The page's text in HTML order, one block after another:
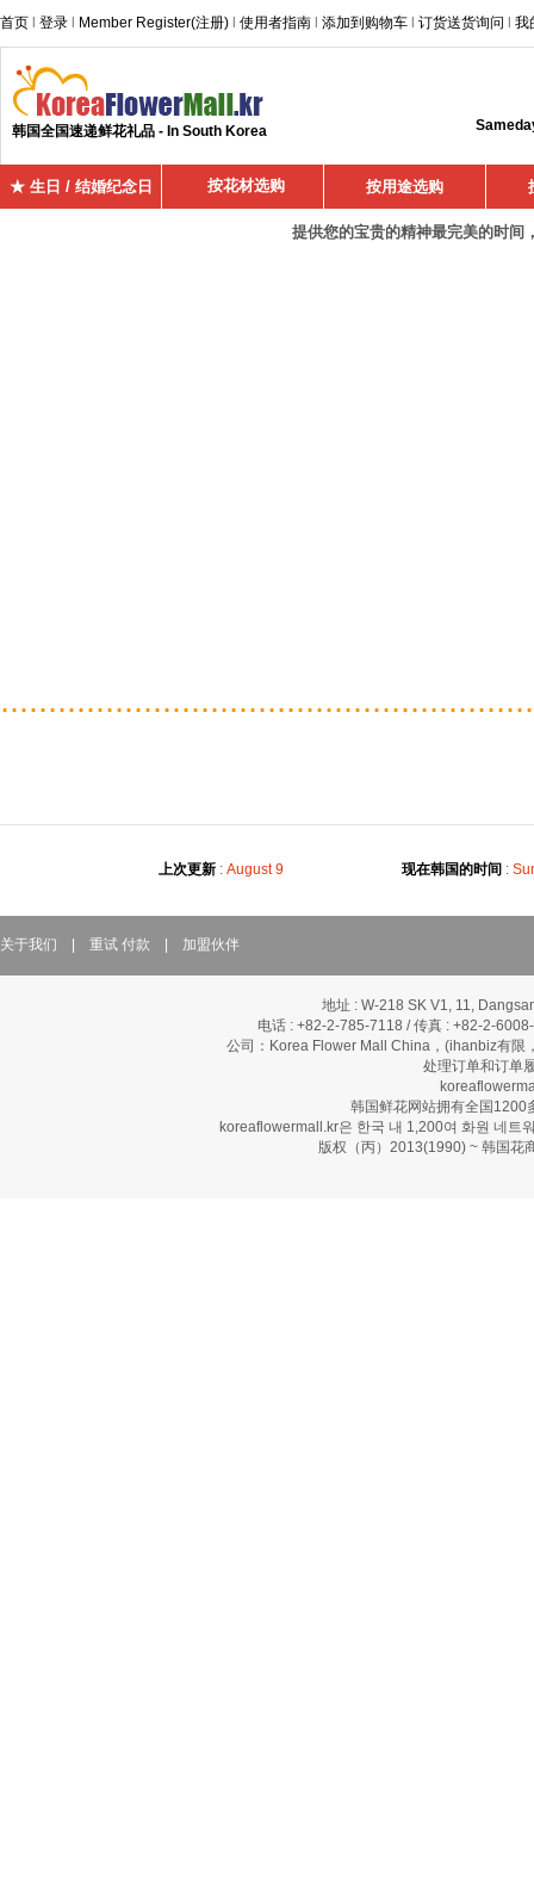
首页 登录 Member Register(注册) 使用者指南 添加到购物车 订货送货询问 我
韩国全国速递鲜花礼品 - In South Korea
★ 生日 / 结婚纪念日 按花材选购 按用途选购
提供您的宝贵的精神最完美的时间
上次更新 : August 9 现在韩国的时间 :
关于我们 重试 付款 加盟伙伴
地址 : W-218 SK V1, 11,
电话 : +82-2-785-7118 / 传真 : +82-2-
公司：Korea Flower Mall China，(ihanbiz有限
处理订单和订单
韩国鲜花网站拥有全国1200
koreaflowermall.kr은 한국 내 1,200여 화원 네트
版权（丙）2013(1990) ~ 韩国花